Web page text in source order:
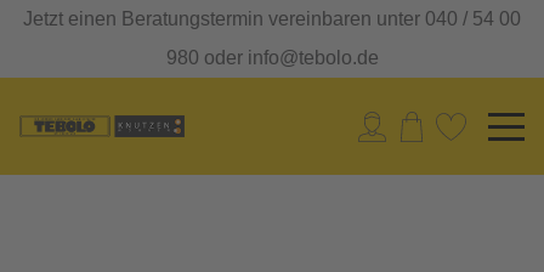
Jetzt einen Beratungstermin vereinbaren unter 040 / 54 00
980 oder info@tebolo.de